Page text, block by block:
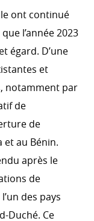
au
ont continué
l’année 2023
égard. D’une
et
notamment par
de
de
et au Bénin.
après le
de
des pays
Duché. Ce